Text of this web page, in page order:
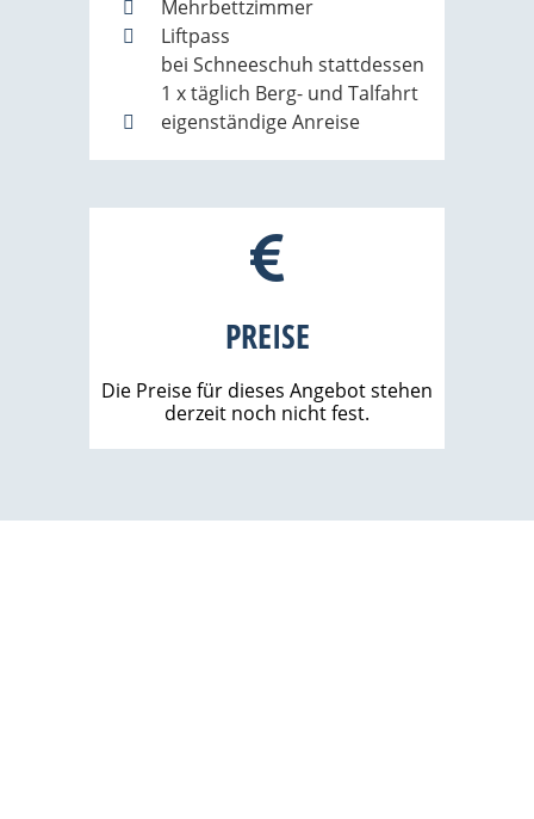
Mehrbettzimmer
Liftpass
bei Schneeschuh stattdessen
1 x täglich Berg- und Talfahrt
eigenständige Anreise
PREISE
Die Preise für dieses Angebot stehen
derzeit noch nicht fest.